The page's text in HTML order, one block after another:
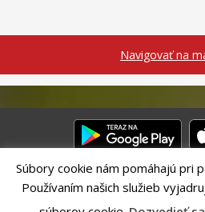
Navigovať na
Riešenie CITIO 2.0| Technický
s.r.o.
Súbory cookie nám pomáhajú pri
Používaním našich služieb